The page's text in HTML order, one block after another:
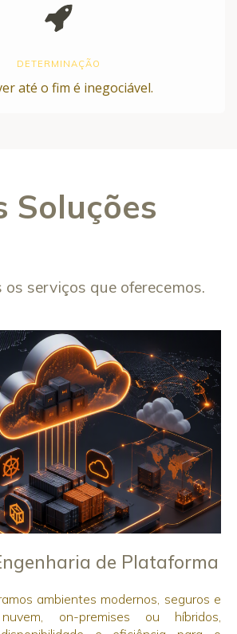
DETERMINAÇÃO
até o fim é inegociável.
Soluções
serviços que oferecemos.
de Plataforma
ambientes modernos, seguros e
on-premises ou híbridos,